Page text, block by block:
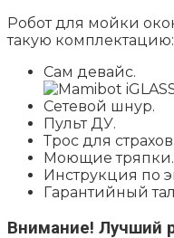
Робот для мойки
такую комплектацию:
Сам девайс.
Сетевой шнур.
Пульт ДУ.
Трос для
Моющие тряпки.
Инструкция по
Гарантийный
Внимание! Лучший